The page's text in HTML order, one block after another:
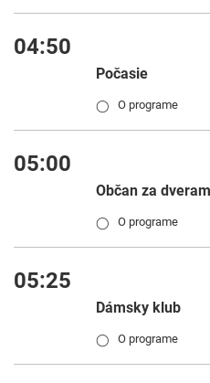
04:50
Počasie
◯ O programe
05:00
Občan za
◯ O programe
05:25
Dámsky klub
◯ O programe